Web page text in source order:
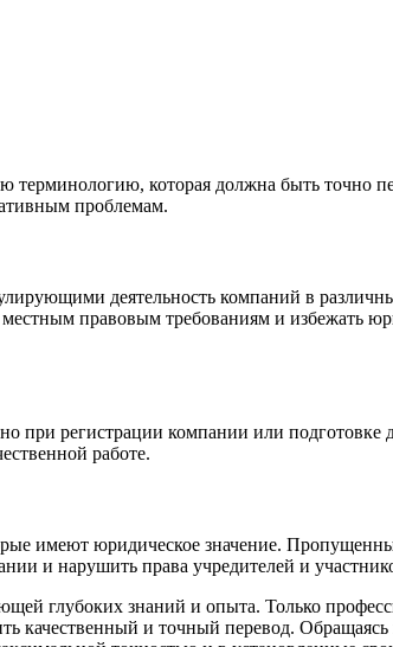
которая должна быть точно
проблемам.
деятельность компаний в
правовым требованиям и избежать
при регистрации компании или подготовке
работе.
имеют юридическое значение.
и нарушить права учредителей и
глубоких знаний и опыта. Только
качественный и точный перевод.